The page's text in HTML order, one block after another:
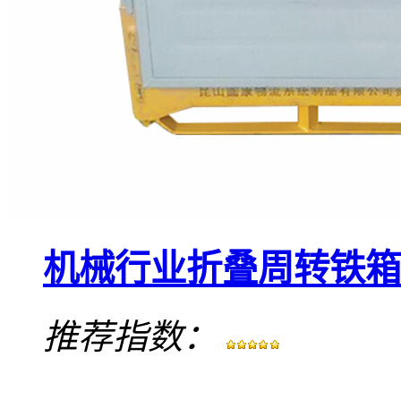
机械行业折叠周转铁箱
推荐指数：